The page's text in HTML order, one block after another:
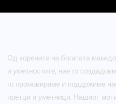
Од корените на богатата
и уметностите, ние го
го промовираме и поддржиме
претци и уметници. Нашиот